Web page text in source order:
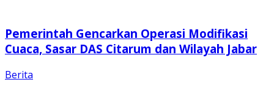
Pemerintah Gencarkan Operasi Modifikasi
Cuaca, Sasar DAS Citarum dan Wilayah Jabar
Berita